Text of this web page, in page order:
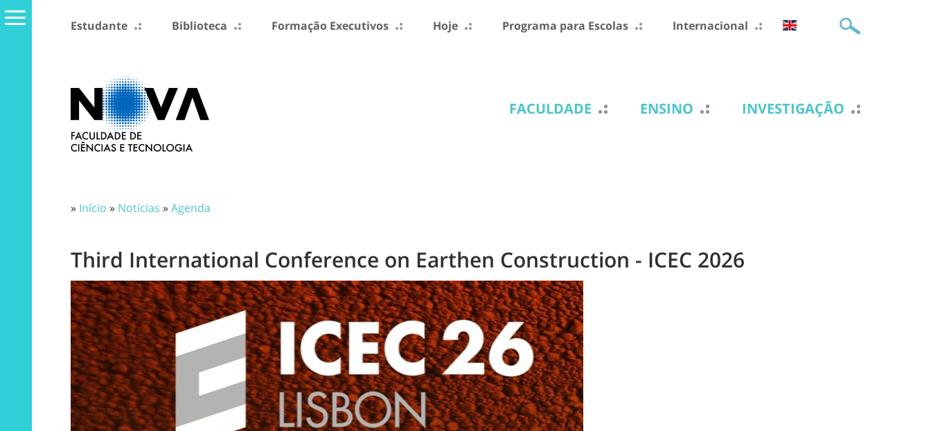
Estudante Biblioteca Formação Executivos Hoje Programa para Escolas Internacional
FACULDADE ENSINO INVESTIGAÇÃO
» Início » Notícias »Agenda
Third International Conference on Earthen Construction - ICEC 2026